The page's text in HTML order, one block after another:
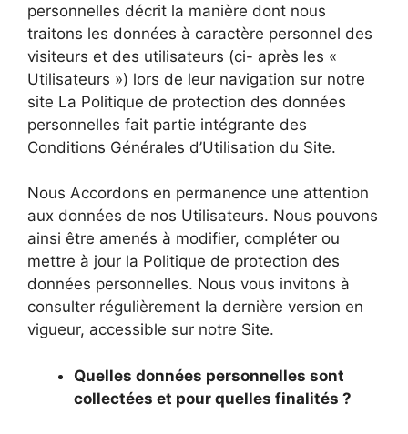
personnelles décrit la manière dont nous
traitons les données à caractère personnel des
visiteurs et des utilisateurs (ci- après les «
Utilisateurs ») lors de leur navigation sur notre
site La Politique de protection des données
personnelles fait partie intégrante des
Conditions Générales d’Utilisation du Site.
Nous Accordons en permanence une attention
aux données de nos Utilisateurs. Nous pouvons
ainsi être amenés à modifier, compléter ou
mettre à jour la Politique de protection des
données personnelles. Nous vous invitons à
consulter régulièrement la dernière version en
vigueur, accessible sur notre Site.
Quelles données personnelles sont
collectées et pour quelles finalités ?